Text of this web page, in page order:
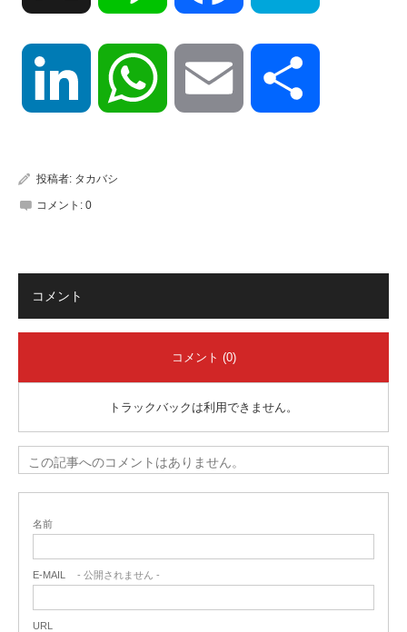
LinkedIn WhatsApp Email
投稿者: タカバシ
コメント: 0
コメント
コメント (0)
トラックバックは利用できません。
この記事へのコメントはありません。
名前
E-MAIL - 公開されません -
URL